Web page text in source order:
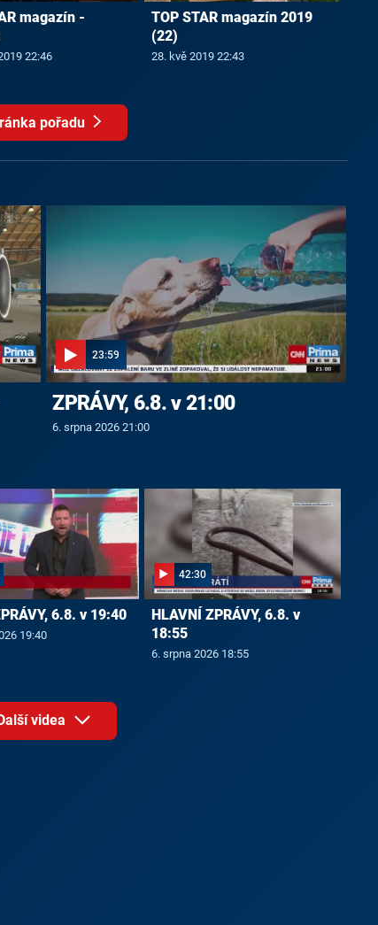
magazín -
22:46
TOP STAR magazín 2019
(22)
28. kvě 2019 22:43
pořadu
23:59
ZPRÁVY, 6.8. v 21:00
6. srpna 2026 21:00
6.8. v 19:40
19:40
42:30
HLAVNÍ ZPRÁVY, 6.8. v
18:55
6. srpna 2026 18:55
Další videa